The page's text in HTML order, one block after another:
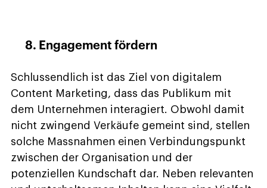
8. Engagement fördern
Schlussendlich ist das Ziel von digitalem
Content Marketing, dass das Publikum mit
dem Unternehmen interagiert. Obwohl damit
nicht zwingend Verkäufe gemeint sind, stellen
solche Massnahmen einen Verbindungspunkt
zwischen der Organisation und der
potenziellen Kundschaft dar. Neben relevanten